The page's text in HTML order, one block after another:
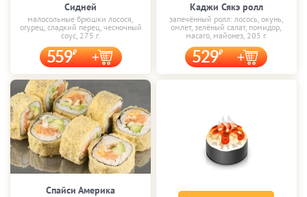
Сидней
малосольные брюшки лосося,
огурец, сладкий перец, чесночный
соус, 275 г.
559
Каджи Сякэ ролл
запечённый ролл: лосось, окунь,
омлет, зелёный салат, помидор,
масаго, майонез, 205 г.
529
Спайси Америка